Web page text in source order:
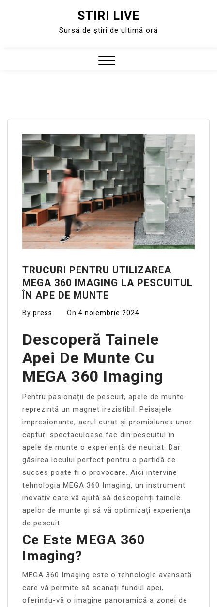
STIRI LIVE
Sursă de știri de ultimă oră
TRUCURI PENTRU UTILIZAREA
MEGA 360 IMAGING LA PESCUITUL
ÎN APE DE MUNTE
By press On 4 noiembrie 2024
Descoperă Tainele
Apei De Munte Cu
MEGA 360 Imaging
Pentru pasionații de pescuit, apele de munte
reprezintă un magnet irezistibil. Peisajele
impresionante, aerul curat și promisiunea unor
capturi spectaculoase fac din pescuitul în
apele de munte o experiență de neuitat. Dar
găsirea locului perfect pentru o partidă de
succes poate fi o provocare. Aici intervine
tehnologia MEGA 360 Imaging, un instrument
inovativ care vă ajută să descoperiți tainele
apelor de munte și să vă optimizați experiența
de pescuit.
Ce Este MEGA 360
Imaging?
MEGA 360 Imaging este o tehnologie avansată
care vă permite să scanați fundul apei,
oferindu-vă o imagine panoramică a zonei de